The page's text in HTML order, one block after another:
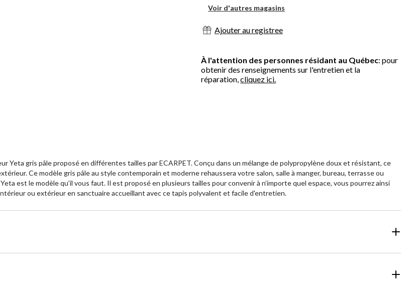
Voir d'autres magasins
Ajouter au registree
À l'attention des personnes résidant au Québec: pour
obtenir des renseignements sur l'entretien et la
réparation,cliquez ici.
Yeta gris pâle proposé en différentes tailles par ECARPET. Conçu dans un mélange de polypropylène doux et résistant, ce
Ce modèle gris pâle au style contemporain et moderne rehaussera votre salon, salle à manger, bureau, terrasse ou
est le modèle qu'il vous faut. Il est proposé en plusieurs tailles pour convenir à n’importe quel espace, vous pourrez ainsi
ou extérieur en sanctuaire accueillant avec ce tapis polyvalent et facile d'entretien.